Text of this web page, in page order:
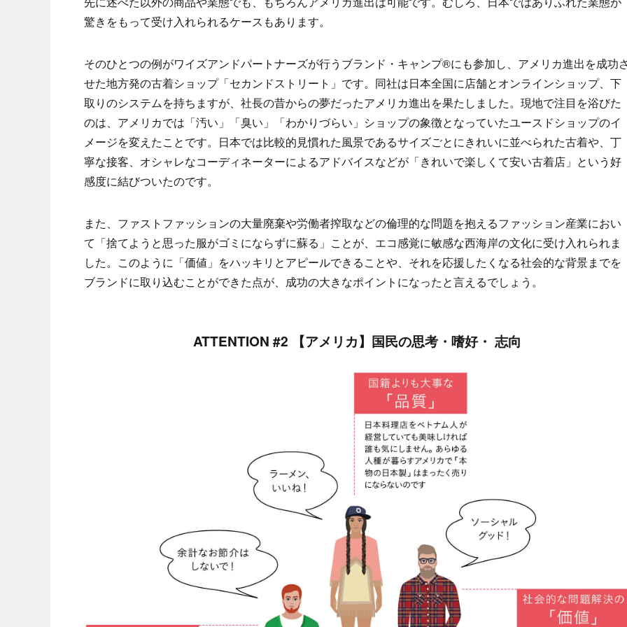
驚きをもって受け入れられるケースもあります。
そのひとつの例がワイズアンドパートナーズが行うブランド・キャンプ®にも参加し、アメリカ進出を成功
せた地方発の古着ショップ「セカンドストリート」です。同社は日本全国に店舗とオンラインショップ、下
取りのシステムを持ちますが、社長の昔からの夢だったアメリカ進出を果たしました。現地で注目を浴びた
のは、アメリカでは「汚い」「臭い」「わかりづらい」ショップの象徴となっていたユースドショップのイ
メージを変えたことです。日本では比較的見慣れた風景であるサイズごとにきれいに並べられた古着や、丁
寧な接客、オシャレなコーディネーターによるアドバイスなどが「きれいで楽しくて安い古着店」という好
感度に結びついたのです。
また、ファストファッションの大量廃棄や労働者搾取などの倫理的な問題を抱えるファッション産業におい
て「捨てようと思った服がゴミにならずに蘇る」ことが、エコ感覚に敏感な西海岸の文化に受け入れられま
した。このように「価値」をハッキリとアピールできることや、それを応援したくなる社会的な背景までを
ブランドに取り込むことができた点が、成功の大きなポイントになったと言えるでしょう。
ATTENTION #2 【アメリカ】国民の思考・嗜好・ 志向